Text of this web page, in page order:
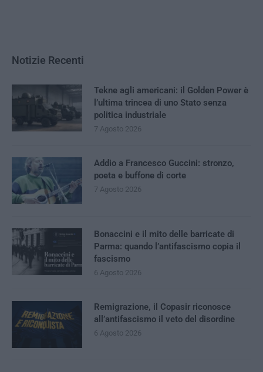
Notizie Recenti
Tekne agli americani: il Golden Power è
l’ultima trincea di uno Stato senza
politica industriale
7 Agosto 2026
Addio a Francesco Guccini: stronzo,
poeta e buffone di corte
7 Agosto 2026
Bonaccini e il mito delle barricate di
Parma: quando l’antifascismo copia il
fascismo
6 Agosto 2026
Remigrazione, il Copasir riconosce
all’antifascismo il veto del disordine
6 Agosto 2026